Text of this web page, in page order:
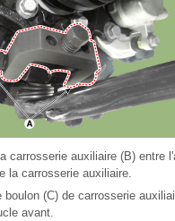
carrosserie auxiliaire (B) entre
la carrosserie auxiliaire.
boulon (C) de carrosserie
avant.